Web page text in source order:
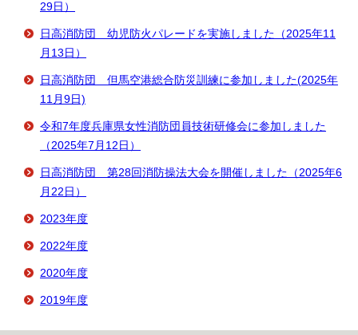
29日）
日高消防団 幼児防火パレードを実施しました（2025年11
月13日）
日高消防団 但馬空港総合防災訓練に参加しました(2025年
11月9日)
令和7年度兵庫県女性消防団員技術研修会に参加しました
（2025年7月12日）
日高消防団 第28回消防操法大会を開催しました（2025年6
月22日）
2023年度
2022年度
2020年度
2019年度